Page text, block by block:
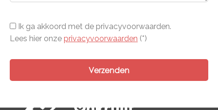
Ik ga akkoord met de privacyvoorwaarden.
Lees hier onze privacyvoorwaarden (*)